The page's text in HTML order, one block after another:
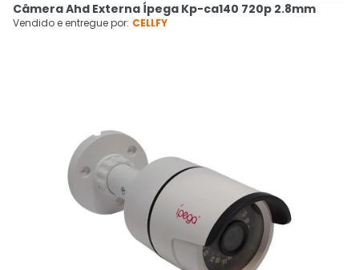
Cupons
CADASTRE-SE
Câmera Ahd Externa Ípega Kp-ca140 720p 2.8mm
Vendido e entregue por: CELLFY